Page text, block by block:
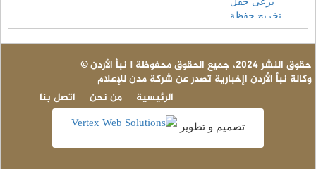
© حقوق النشر 2024، جميع الحقوق محفوظة | نبأ الأردن
وكالة نبأ الأردن اإخبارية تصدر عن شركة مدن للإعلام
اتصل بنا
من نحن الرئيسية
تصميم و تطوير